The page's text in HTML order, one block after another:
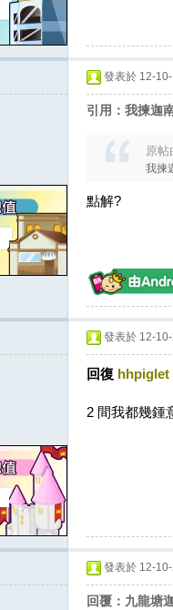
發表於 12-
引用：我揀迦
原
我揀
點解?
發表於 12-
回復 hhpiglet
2 間我都幾鍾
發表於 12-
回覆：九龍塘